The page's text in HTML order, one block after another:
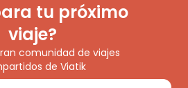
tu próximo
viaje?
comunidad de viajes
de Viatik